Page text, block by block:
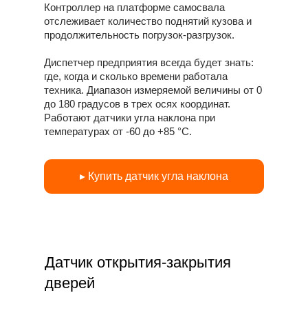
Контроллер на платформе самосвала
отслеживает количество поднятий кузова и
продолжительность погрузок-разгрузок.
Диспетчер предприятия всегда будет знать:
где, когда и сколько времени работала
техника. Диапазон измеряемой величины от 0
до 180 градусов в трех осях координат.
Работают датчики угла наклона при
температурах от -60 до +85 °С.
▸ Купить датчик угла наклона
Датчик открытия-закрытия
дверей